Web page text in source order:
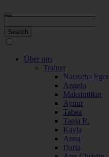
Über uns
Trainer
Natascha Eger
Angelo
Maksimilian
Aynur
Tabea
Tanja R.
Kayla
Anna
Daria